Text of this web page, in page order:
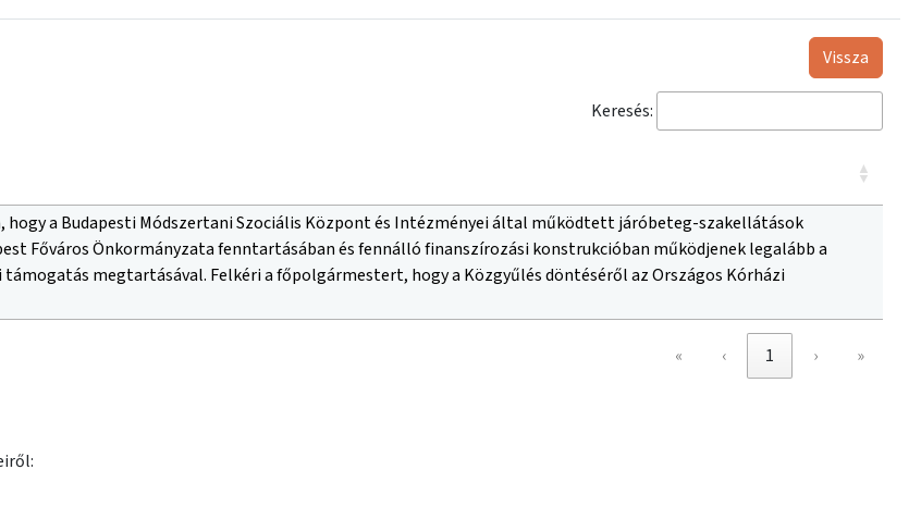
Vissza
Keresés:
hogy a Budapesti Módszertani Szociális Központ és Intézményei által működtett járóbeteg-szakellátások
Főváros Önkormányzata fenntartásában és fennálló finanszírozási konstrukcióban működjenek legalább a
megtartásával. Felkéri a főpolgármestert, hogy a Közgyűlés döntéséről az Országos Kórházi
« ‹ 1 › »